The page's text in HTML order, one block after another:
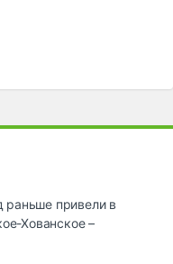
раньше привели в
Хованское –